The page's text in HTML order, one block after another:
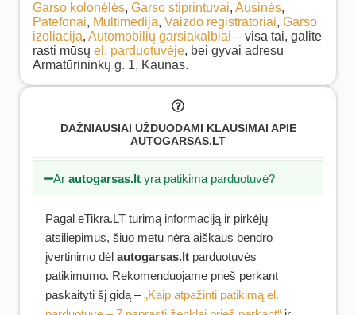
Garso kolonėlės, Garso stiprintuvai, Ausinės,
Patefonai, Multimedija, Vaizdo registratoriai, Garso
izoliacija, Automobilių garsiakalbiai – visa tai, galite
rasti mūsų el. parduotuvėje, bei gyvai adresu
Armatūrininkų g. 1, Kaunas.
DAŽNIAUSIAI UŽDUODAMI KLAUSIMAI APIE
AUTOGARSAS.LT
Arautogarsas.lt yra patikima parduotuvė?
Pagal eTikra.LT turimą informaciją ir pirkėjų
atsiliepimus, šiuo metu nėra aiškaus bendro
įvertinimo dėl autogarsas.lt parduotuvės
patikimumo. Rekomenduojame prieš perkant
paskaityti šį gidą –„Kaip atpažinti patikimą el.